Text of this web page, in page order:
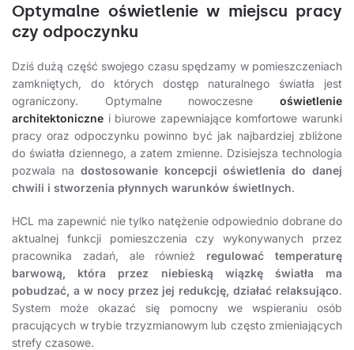
Optymalne oświetlenie w miejscu pracy
czy odpoczynku
Dziś dużą część swojego czasu spędzamy w pomieszczeniach
zamkniętych, do których dostęp naturalnego światła jest
ograniczony. Optymalne nowoczesne oświetlenie
architektoniczne i biurowe zapewniające komfortowe warunki
pracy oraz odpoczynku powinno być jak najbardziej zbliżone
do światła dziennego, a zatem zmienne. Dzisiejsza technologia
pozwala na dostosowanie koncepcji oświetlenia do danej
chwili i stworzenia płynnych warunków świetlnych.
HCL ma zapewnić nie tylko natężenie odpowiednio dobrane do
aktualnej funkcji pomieszczenia czy wykonywanych przez
pracownika zadań, ale również regulować temperaturę
barwową, która przez niebieską wiązkę światła ma
pobudzać, a w nocy przez jej redukcję, działać relaksująco.
System może okazać się pomocny we wspieraniu osób
pracujących w trybie trzyzmianowym lub często zmieniających
strefy czasowe.